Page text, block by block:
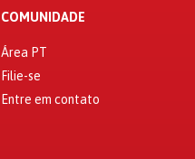
COMUNIDADE
Área PT
Filie-se
Entre em contato